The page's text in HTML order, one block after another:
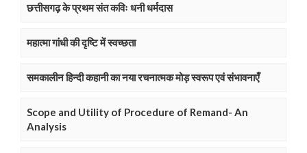
छत्तीसगढ़ के प्रथम संत कविः धनी धर्मदास
महात्मा गांधी की दृष्टि में स्वच्छता
समकालीन हिन्दी कहानी का नया रचनात्मक मोड़ स्वरूप एवं संभावनाएँ
Scope and Utility of Procedure of Remand- An
Analysis